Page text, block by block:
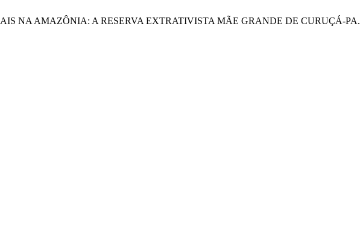
NA AMAZÔNIA: A RESERVA EXTRATIVISTA MÃE GRANDE DE CURUÇÁ-PA.